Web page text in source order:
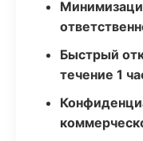
Быстрый
течение 1